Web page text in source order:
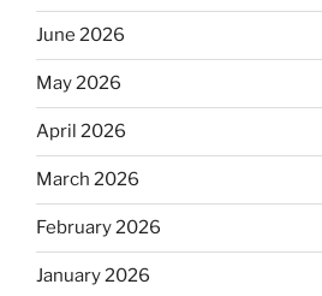
June 2026
May 2026
April 2026
March 2026
February 2026
January 2026